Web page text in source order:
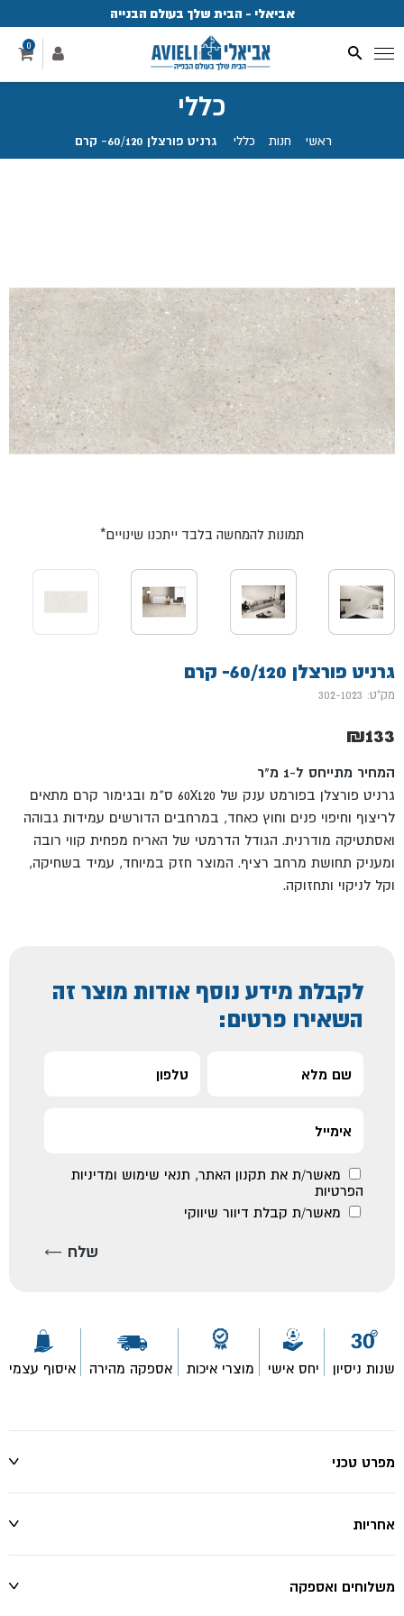
אביאלי - הבית שלך בעולם הבנייה
0
כללי
ראשי חנות כללי גרניט פורצלן 60/120- קרם
גרניט פורצלן 60/120- קרם
מק"ט: 302-1023
₪133
המחיר מתייחס ל-1 מ"ר
גרניט פורצלן בפורמט ענק של 60X120 ס"מ ובגימור קרם מתאים
לריצוף וחיפוי פנים וחוץ כאחד, במרחבים הדורשים עמידות גבוהה
ואסתטיקה מודרנית. הגודל הדרמטי של האריח מפחית קווי רובה
ומעניק תחושת מרחב רציף. המוצר חזק במיוחד, עמיד בשחיקה,
וקל לניקוי ותחזוקה.
לקבלת מידע נוסף אודות מוצר זה
השאירו פרטים:
מאשר/ת את תקנון האתר, תנאי שימוש ומדיניות
הפרטיות
מאשר/ת קבלת דיוור שיווקי
שנות ניסיון יחס אישי מוצרי איכות אספקה מהירה איסוף עצמי
מפרט טכני
אחריות
משלוחים ואספקה
*תמונות להמחשה בלבד ייתכנו שינויים